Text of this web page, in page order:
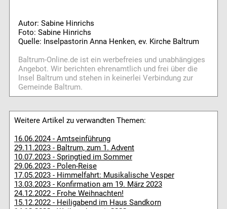
Autor: Sabine Hinrichs
Foto: Sabine Hinrichs
Quelle: Inselpastorin Anna Henken, ev. Kirche Baltrum
Baltrum-Online.de ist ein werbefreies und unabhängiges
Angebot. Wir berichten ehrenamtlich und frei über die
Insel Baltrum und stehen in keinerlei Verbindung zur
Gemeinde Baltrum.
Weitere Artikel zu verwandten Themen:
16.06.2024 - Amtseinführung
29.11.2023 - Baltrum, zum 1. Advent
10.07.2023 - Springtied im Sommer
29.06.2023 - Polen-Reise
17.05.2023 - Himmelfahrt: Musikalische Vesper
13.03.2023 - Konfirmation am 19. März 2023
24.12.2022 - Frohe Weihnachten!
15.12.2022 - Heiligabend im Haus Sandkorn